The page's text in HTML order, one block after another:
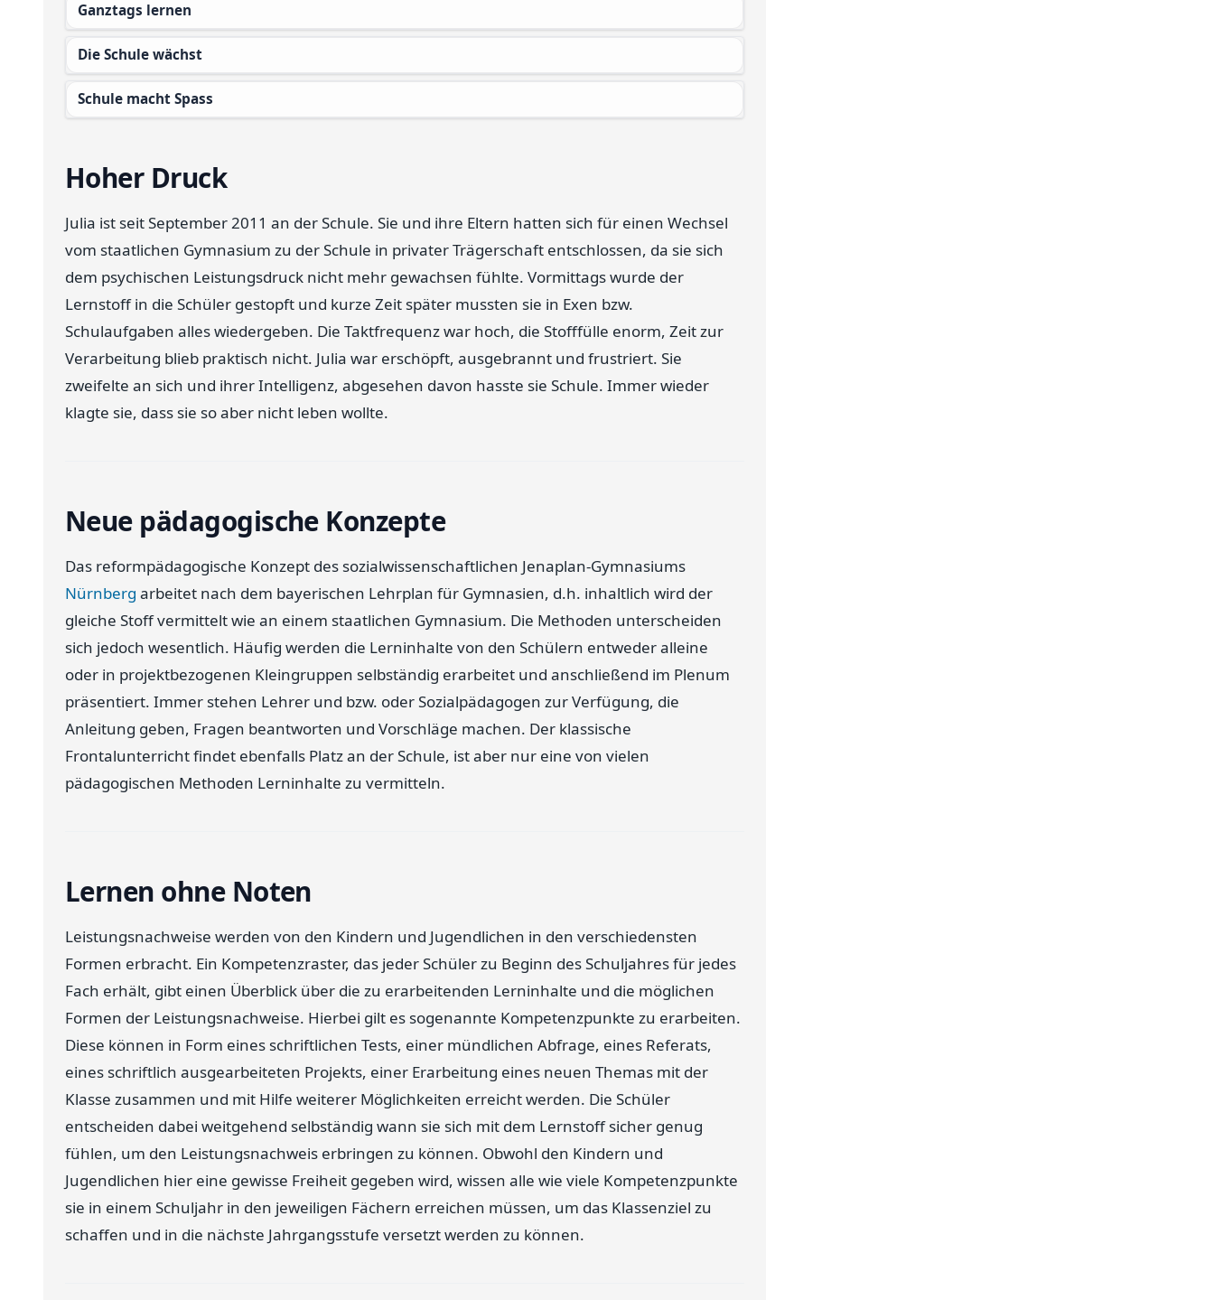
Ganztags lernen
Die Schule wächst
Schule macht Spass
Hoher Druck
Julia ist seit September 2011 an der Schule. Sie und ihre Eltern hatten sich für einen Wechsel
vom staatlichen Gymnasium zu der Schule in privater Trägerschaft entschlossen, da sie sich
dem psychischen Leistungsdruck nicht mehr gewachsen fühlte. Vormittags wurde der
Lernstoff in die Schüler gestopft und kurze Zeit später mussten sie in Exen bzw.
Schulaufgaben alles wiedergeben. Die Taktfrequenz war hoch, die Stofffülle enorm, Zeit zur
Verarbeitung blieb praktisch nicht. Julia war erschöpft, ausgebrannt und frustriert. Sie
zweifelte an sich und ihrer Intelligenz, abgesehen davon hasste sie Schule. Immer wieder
klagte sie, dass sie so aber nicht leben wollte.
Neue pädagogische Konzepte
Das reformpädagogische Konzept des sozialwissenschaftlichen Jenaplan-Gymnasiums
Nürnberg arbeitet nach dem bayerischen Lehrplan für Gymnasien, d.h. inhaltlich wird der
gleiche Stoff vermittelt wie an einem staatlichen Gymnasium. Die Methoden unterscheiden
sich jedoch wesentlich. Häufig werden die Lerninhalte von den Schülern entweder alleine
oder in projektbezogenen Kleingruppen selbständig erarbeitet und anschließend im Plenum
präsentiert. Immer stehen Lehrer und bzw. oder Sozialpädagogen zur Verfügung, die
Anleitung geben, Fragen beantworten und Vorschläge machen. Der klassische
Frontalunterricht findet ebenfalls Platz an der Schule, ist aber nur eine von vielen
pädagogischen Methoden Lerninhalte zu vermitteln.
Lernen ohne Noten
Leistungsnachweise werden von den Kindern und Jugendlichen in den verschiedensten
Formen erbracht. Ein Kompetenzraster, das jeder Schüler zu Beginn des Schuljahres für jedes
Fach erhält, gibt einen Überblick über die zu erarbeitenden Lerninhalte und die möglichen
Formen der Leistungsnachweise. Hierbei gilt es sogenannte Kompetenzpunkte zu erarbeiten.
Diese können in Form eines schriftlichen Tests, einer mündlichen Abfrage, eines Referats,
eines schriftlich ausgearbeiteten Projekts, einer Erarbeitung eines neuen Themas mit der
Klasse zusammen und mit Hilfe weiterer Möglichkeiten erreicht werden. Die Schüler
entscheiden dabei weitgehend selbständig wann sie sich mit dem Lernstoff sicher genug
fühlen, um den Leistungsnachweis erbringen zu können. Obwohl den Kindern und
Jugendlichen hier eine gewisse Freiheit gegeben wird, wissen alle wie viele Kompetenzpunkte
sie in einem Schuljahr in den jeweiligen Fächern erreichen müssen, um das Klassenziel zu
schaffen und in die nächste Jahrgangsstufe versetzt werden zu können.